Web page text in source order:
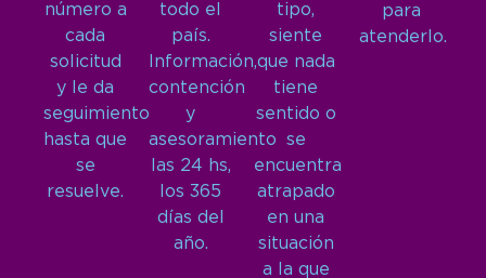
número a
cada
solicitud
y le da
seguimiento
hasta que
se
resuelve.
todo el
país.
Información,
contención
y
asesoramiento
las 24 hs,
los 365
días del
año.
tipo,
siente
que nada
tiene
sentido o
se
encuentra
atrapado
en una
situación
a la que
para
atenderlo.